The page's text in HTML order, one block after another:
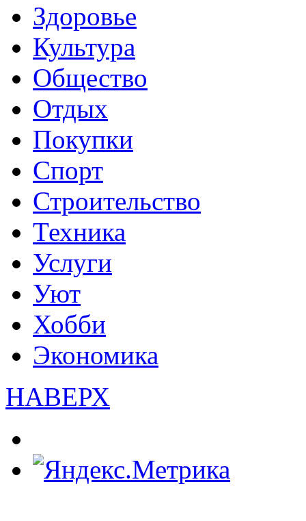
Здоровье
Культура
Общество
Отдых
Покупки
Спорт
Строительство
Техника
Услуги
Уют
Хобби
Экономика
НАВЕРХ